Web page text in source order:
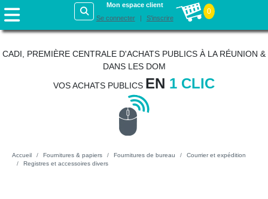
Mon espace client
Se connecter
S'inscrire
0
CADI, PREMIÈRE CENTRALE D'ACHATS PUBLICS À LA RÉUNION &
DANS LES DOM
VOS ACHATS PUBLICS EN 1 CLIC
Accueil Fournitures & papiers Fournitures de bureau
Courrier et expédition
Registres et accessoires divers